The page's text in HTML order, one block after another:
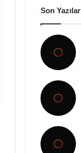
Son Yazılar